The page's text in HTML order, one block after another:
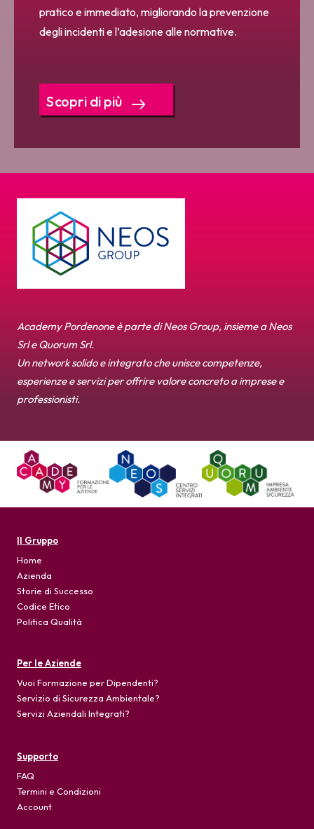
pratico e immediato, migliorando la prevenzione
degli incidenti e l’adesione alle normative.
Scopri di più
Academy Pordenone è parte di Neos Group, insieme a Neos
Srl e Quorum Srl.
Un network solido e integrato che unisce competenze,
esperienze e servizi per offrire valore concreto a imprese e
professionisti.
Il Gruppo
Home
Azienda
Storie di Successo
Codice Etico
Politica Qualità
Per le Aziende
Vuoi Formazione per Dipendenti?
Servizio di Sicurezza Ambientale?
Servizi Aziendali Integrati?
Supporto
FAQ
Termini e Condizioni
Account